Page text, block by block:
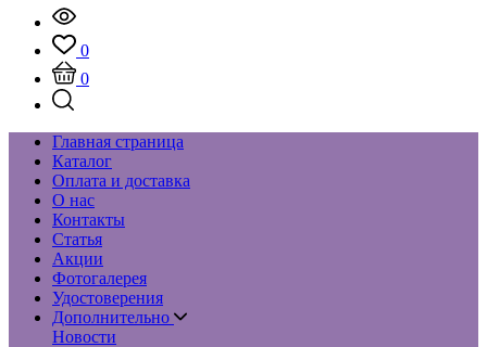
0
0
Главная страница
Каталог
Оплата и доставка
О нас
Контакты
Статья
Акции
Фотогалерея
Удостоверения
Дополнительно
Новости